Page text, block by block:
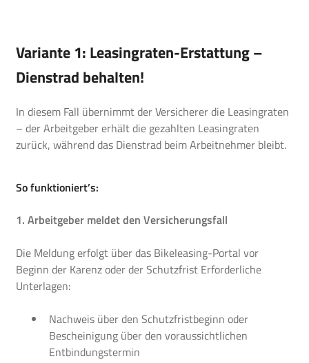
Variante 1: Leasingraten-Erstattung –
Dienstrad behalten!
In diesem Fall übernimmt der Versicherer die Leasingraten
– der Arbeitgeber erhält die gezahlten Leasingraten
zurück, während das Dienstrad beim Arbeitnehmer bleibt.
So funktioniert’s:
1. Arbeitgeber meldet den Versicherungsfall
Die Meldung erfolgt über das Bikeleasing-Portal vor
Beginn der Karenz oder der Schutzfrist Erforderliche
Unterlagen:
Nachweis über den Schutzfristbeginn oder
Bescheinigung über den voraussichtlichen
Entbindungstermin